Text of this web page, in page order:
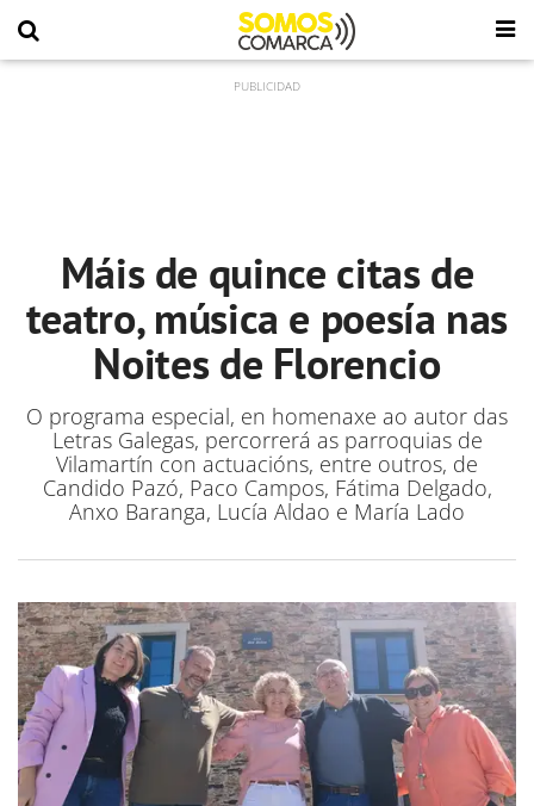
Máis de quince citas de
teatro, música e poesía nas
Noites de Florencio
O programa especial, en homenaxe ao autor das
Letras Galegas, percorrerá as parroquias de
Vilamartín con actuacións, entre outros, de
Candido Pazó, Paco Campos, Fátima Delgado,
Anxo Baranga, Lucía Aldao e María Lado